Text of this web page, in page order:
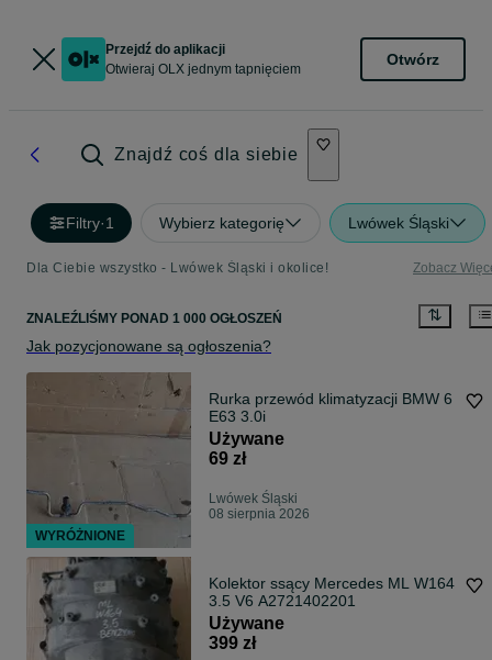
Przejdź do aplikacji
Otwieraj OLX jednym tapnięciem
Otwórz
Znajdź coś dla siebie
Filtry·1 Wybierz kategorię Lwówek Śląski
Dla Ciebie wszystko - Lwówek Śląski i okolice! Zobacz
ZNALEŹLIŚMY PONAD 1 000 OGŁOSZEŃ
Jak pozycjonowane są ogłoszenia?
Rurka przewód klimatyzacji BMW 6
E63 3.0i
Używane
69 zł
Lwówek Śląski
08 sierpnia 2026
Kolektor ssący Mercedes ML W164
3.5 V6 A2721402201
Używane
399 zł
WYRÓŻNIONE